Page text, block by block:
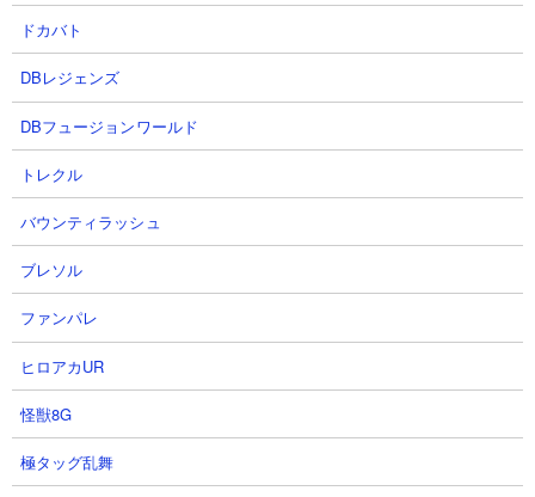
リセマラ攻略！『幻想水滸伝
STAR LEAP』面白いのか？どん
なゲーム？【 新作スマホゲー ス
ターリープ 幻水SP】
NottinTVさん
ダンスマン百式さん
【ジージェネ】SSP化するならコ
レ&第1章ラクロアの勇者を最初か
ら全部クリアする カードダス回す
9
ロス形態) チャレンジ Lv20 エー
ドカバト
DBレジェンズ
DBフュージョンワールド
トレクル
バウンティラッシュ
ブレソル
ファンパレ
ヒロアカUR
怪獣8G
極タッグ乱舞